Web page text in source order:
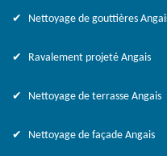
Nettoyage de gouttières
Ravalement projeté Angais
Nettoyage de terrasse Angais
Nettoyage de façade Angais